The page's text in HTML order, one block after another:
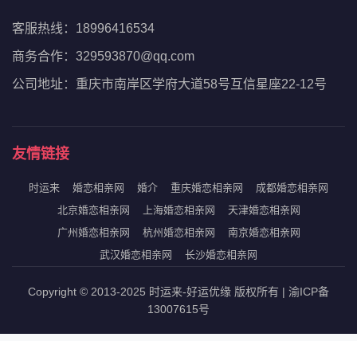
客服热线：18996416534
商务合作：329593870@qq.com
公司地址：重庆市南岸区学府大道58号互信星座22-12号
友情链接
时运来 婚恋相亲网 婚介 重庆婚恋相亲网
成都婚恋相亲网
北京婚恋相亲网
上海婚恋相亲网
天津婚恋相亲网
广州婚恋相亲网
杭州婚恋相亲网
南京婚恋相亲网
武汉婚恋相亲网
长沙婚恋相亲网
Copyright © 2013-2025 时运来-好运优缘 版权所有 | 渝ICP备
13007615号